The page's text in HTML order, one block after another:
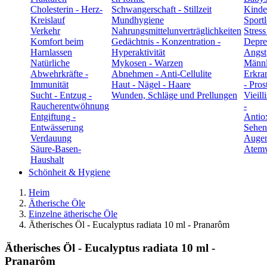
Cholesterin - Herz-
Kreislauf
Verkehr
Komfort beim
Harnlassen
Natürliche
Abwehrkräfte -
Immunität
Sucht - Entzug -
Raucherentwöhnung
Entgiftung -
Entwässerung
Verdauung
Säure-Basen-
Haushalt
Schwangerschaft - Stillzeit
Mundhygiene
Nahrungsmittelunverträglichkeiten
Gedächtnis - Konzentration -
Hyperaktivität
Mykosen - Warzen
Abnehmen - Anti-Cellulite
Haut - Nägel - Haare
Wunden, Schläge und Prellungen
Angst
-
-
Schönheit & Hygiene
Heim
Ätherische Öle
Einzelne ätherische Öle
Ätherisches Öl - Eucalyptus radiata 10 ml - Pranarôm
Ätherisches Öl - Eucalyptus radiata 10 ml -
Pranarôm